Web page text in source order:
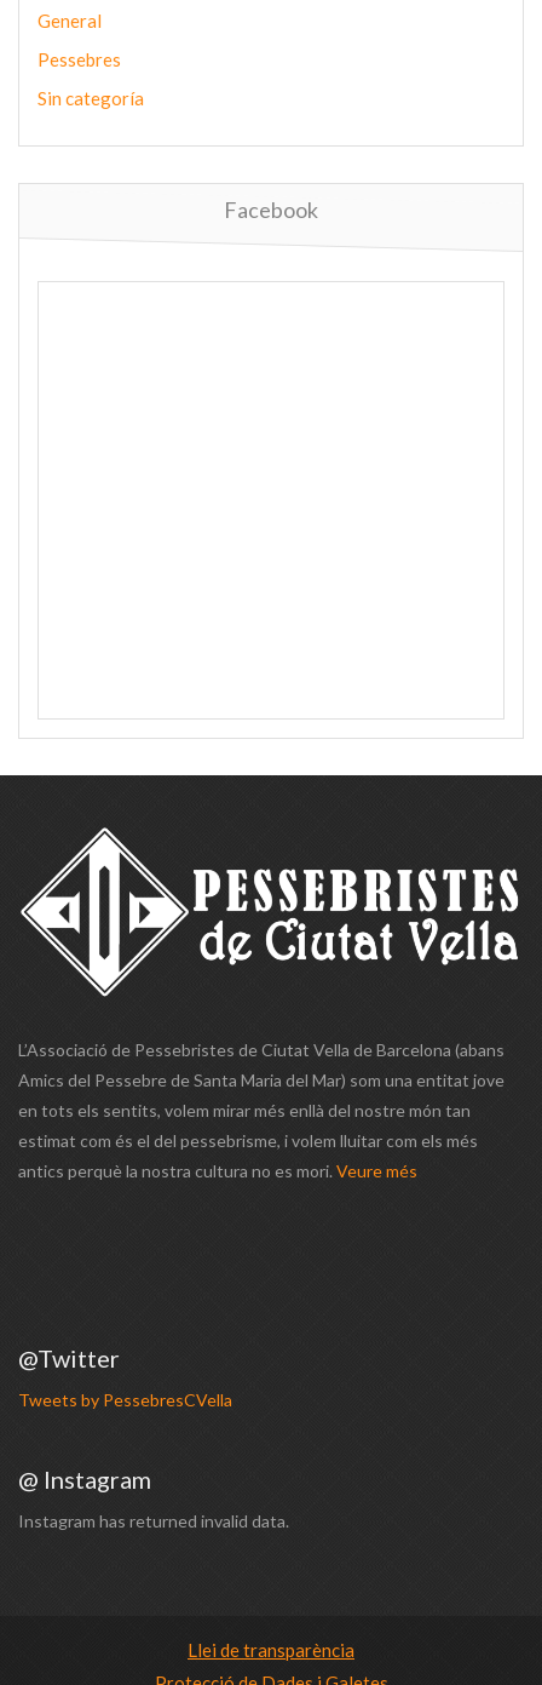
General
Pessebres
Sin categoría
Facebook
L’Associació de Pessebristes de Ciutat Vella de Barcelona (abans
Amics del Pessebre de Santa Maria del Mar) som una entitat jove
en tots els sentits, volem mirar més enllà del nostre món tan
estimat com és el del pessebrisme, i volem lluitar com els més
antics perquè la nostra cultura no es mori. Veure més
@Twitter
Tweets by PessebresCVella
@ Instagram
Instagram has returned invalid data.
Llei de transparència